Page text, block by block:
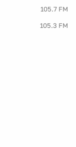
105.7 FM
105.3 FM